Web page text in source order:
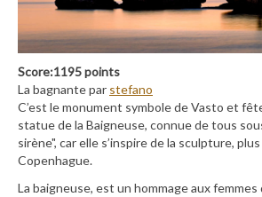
Score:1195 points
La bagnante par stefano
C’est le monument symbole de Vasto et
statue de la Baigneuse, connue de tous
sirène", car elle s’inspire de la sculpture,
Copenhague.
La baigneuse, est un hommage aux